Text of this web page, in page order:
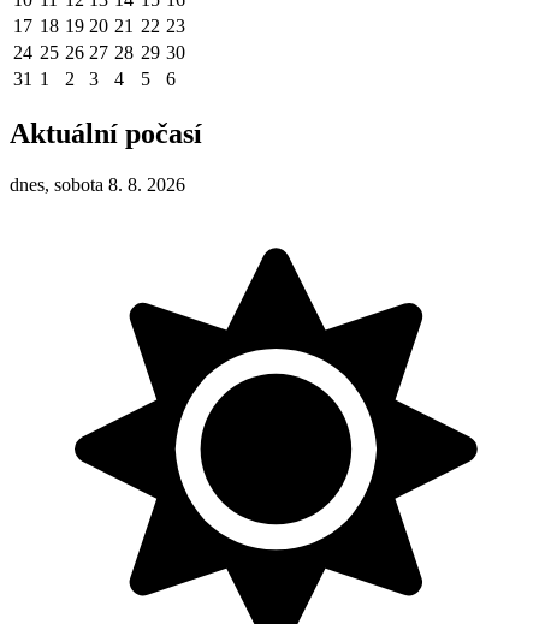
17 18 19 20 21 22 23
24 25 26 27 28 29 30
31 1 2 3 4 5 6
Aktuální počasí
dnes, sobota 8. 8. 2026